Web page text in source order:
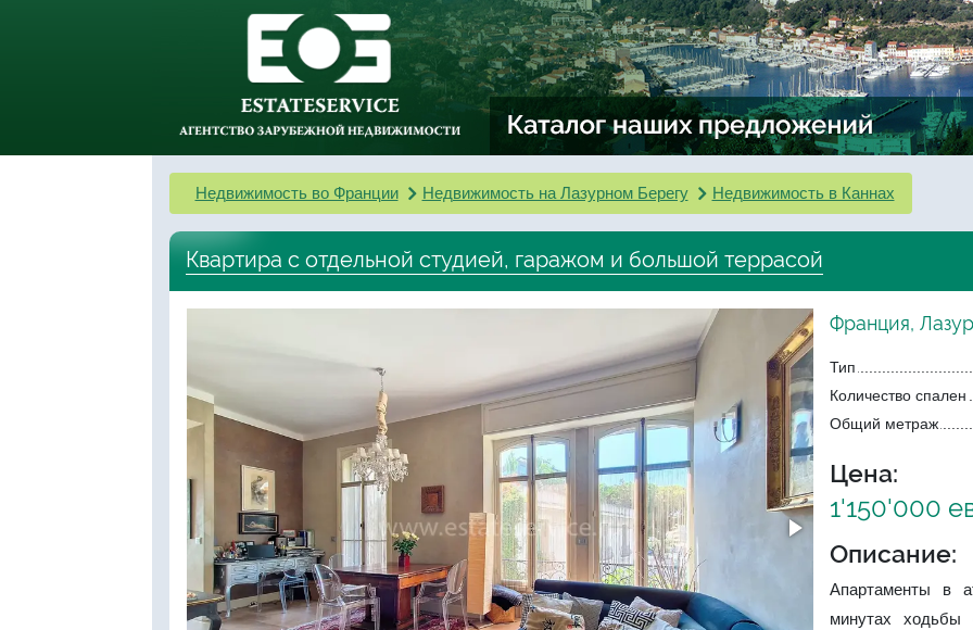
Недвижимость во Франции Недвижимость на Лазурном Берегу Недвижимость в Каннах
Квартира с отдельной студией, гаражом и большой террасой
Франция,
Тип
Количество спален
Общий метраж
Цена:
1'150'000
Описание:
Апартаменты в
минутах